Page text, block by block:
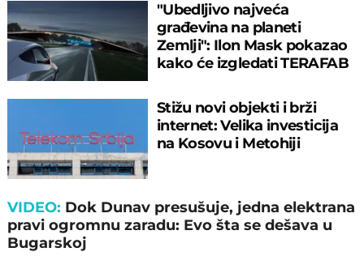
"Ubedljivo najveća
građevina na planeti
Zemlji": Ilon Mask pokazao
kako će izgledati TERAFAB
Stižu novi objekti i brži
internet: Velika investicija
na Kosovu i Metohiji
VIDEO: Dok Dunav presušuje, jedna elektrana
pravi ogromnu zaradu: Evo šta se dešava u
Bugarskoj